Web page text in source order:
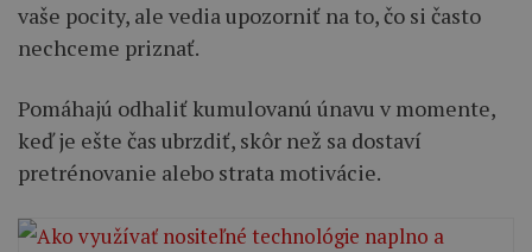
vaše pocity, ale vedia upozorniť na to, čo si často
nechceme priznať.
Pomáhajú odhaliť kumulovanú únavu v momente,
keď je ešte čas ubrzdiť, skôr než sa dostaví
pretrénovanie alebo strata motivácie.